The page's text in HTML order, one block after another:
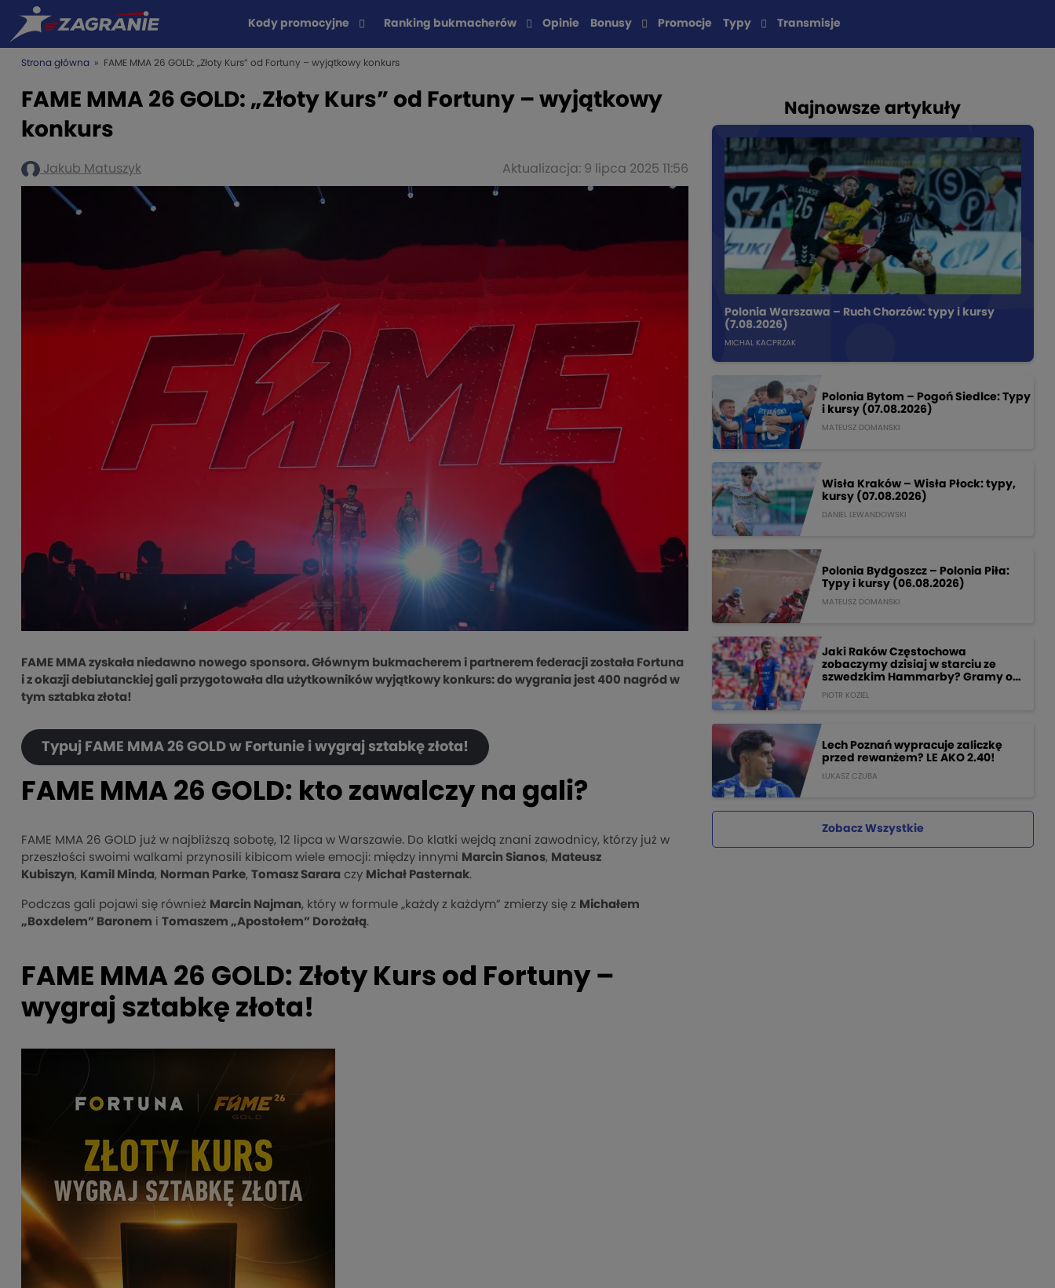
Kody promocyjne Ranking bukmacherów Opinie Bonusy Promocje Typy Transmisje
Strona główna » FAME MMA 26 GOLD: „Złoty Kurs” od Fortuny – wyjątkowy konkurs
FAME MMA 26 GOLD: „Złoty Kurs” od Fortuny – wyjątkowy
konkurs
Jakub Matuszyk Aktualizacja: 9 lipca 2025 11:56
FAME MMA zyskała niedawno nowego sponsora. Głównym bukmacherem i partnerem federacji została Fortuna
i z okazji debiutanckiej gali przygotowała dla użytkowników wyjątkowy konkurs: do wygrania jest 400 nagród w
tym sztabka złota!
Typuj FAME MMA 26 GOLD w Fortunie i wygraj sztabkę złota!
FAME MMA 26 GOLD: kto zawalczy na gali?
FAME MMA 26 GOLD już w najbliższą sobotę, 12 lipca w Warszawie. Do klatki wejdą znani zawodnicy, którzy już w
przeszłości swoimi walkami przynosili kibicom wiele emocji: między innymi Marcin Sianos, Mateusz
Kubiszyn, Kamil Minda, Norman Parke, Tomasz Sarara czy Michał Pasternak.
Podczas gali pojawi się również Marcin Najman, który w formule „każdy z każdym” zmierzy się z Michałem
„Boxdelem” Baronem i Tomaszem „Apostołem” Dorożałą.
FAME MMA 26 GOLD: Złoty Kurs od Fortuny –
wygraj sztabkę złota!
Najnowsze artykuły
Polonia Warszawa – Ruch Chorzów: typy i kursy
(7.08.2026)
MICHAL KACPRZAK
Polonia Bytom – Pogoń Siedlce: Typy
i kursy (07.08.2026)
MATEUSZ DOMANSKI
Wisła Kraków – Wisła Płock: typy,
kursy (07.08.2026)
DANIEL LEWANDOWSKI
Polonia Bydgoszcz – Polonia Piła:
Typy i kursy (06.08.2026)
MATEUSZ DOMANSKI
Jaki Raków Częstochowa
zobaczymy dzisiaj w starciu ze
szwedzkim Hammarby? Gramy o
PIOTR KOZIEL
Lech Poznań wypracuje zaliczkę
przed rewanżem? LE AKO 2.40!
ŁUKASZ CZUBA
Zobacz Wszystkie